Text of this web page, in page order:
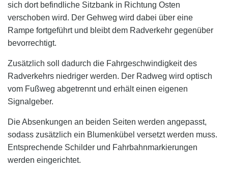
sich dort befindliche Sitzbank in Richtung Osten
verschoben wird. Der Gehweg wird dabei über eine
Rampe fortgeführt und bleibt dem Radverkehr gegenüber
bevorrechtigt.
Zusätzlich soll dadurch die Fahrgeschwindigkeit des
Radverkehrs niedriger werden. Der Radweg wird optisch
vom Fußweg abgetrennt und erhält einen eigenen
Signalgeber.
Die Absenkungen an beiden Seiten werden angepasst,
sodass zusätzlich ein Blumenkübel versetzt werden muss.
Entsprechende Schilder und Fahrbahnmarkierungen
werden eingerichtet.